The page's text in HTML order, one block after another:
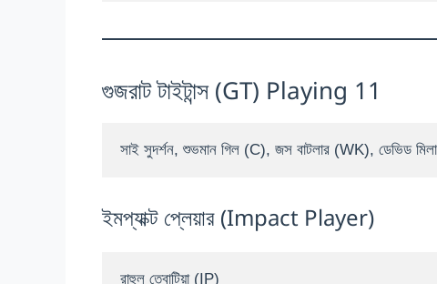
গুজরাট টাইটান্স (GT) Playing 11
সাই সুদর্শন, শুভমান গিল (C), জস বাটলার (WK), ডেভিড
ইমপ্যাক্ট প্লেয়ার (Impact Player)
রাহুল তেবাটিয়া (IP)